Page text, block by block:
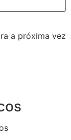
a próxima vez